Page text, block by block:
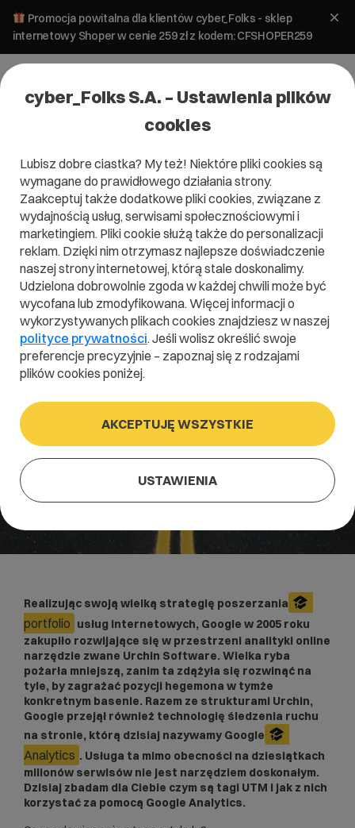
Promocja powitalna dla klientów cyber_Folks - sklep
internetowy Shoper w cenie 259 zł z kodem: CFSHOPER259
Analityka SEO i SEM
Tagi UTM – czym są i jak z nich
korzystać?
28 lipca 2022 ok.4min
Realizując swoją wielką strategię poszerzania
portfolio usług internetowych, Google w 2005 roku
zakupiło rozwijające się w przestrzeni analityki online
narzędzie zwane Urchin Software. Wielka ryba
pożarła mniejszą, zanim ta zdążyła się rozwinąć na
tyle, by zagrażać pozycji hegemona w tymże
konkretnym basenie. Razem ze strukturami Urchin,
Google przejął również technologię śledzenia ruchu
na stronie, którą dzisiaj nazywamy Google
Analytics . Usługa ta mimo obecności na dziesiątkach
milionów serwisów nie jest narzędziem doskonałym.
Dzisiaj zbadam dla Ciebie czym są tagi UTM i jak z nich
korzystać za pomocą Google Analytics.
cyber_Folks S.A. – Ustawienia plików
cookies
Lubisz dobre ciastka? My też! Niektóre pliki cookies są
wymagane do prawidłowego działania strony.
Zaakceptuj także dodatkowe pliki cookies, związane z
wydajnością usług, serwisami społecznościowymi i
marketingiem. Pliki cookie służą także do personalizacji
reklam. Dzięki nim otrzymasz najlepsze doświadczenie
naszej strony internetowej, którą stale doskonalimy.
Udzielona dobrowolnie zgoda w każdej chwili może być
wycofana lub zmodyfikowana. Więcej informacji o
wykorzystywanych plikach cookies znajdziesz w naszej
polityce prywatności. Jeśli wolisz określić swoje
preferencje precyzyjnie – zapoznaj się z rodzajami
plików cookies poniżej.
AKCEPTUJĘ WSZYSTKIE
USTAWIENIA